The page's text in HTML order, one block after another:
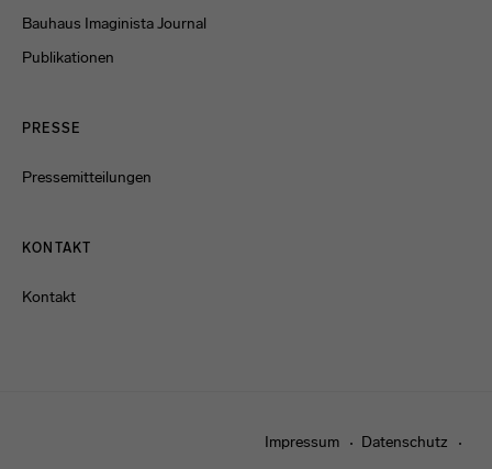
Bauhaus Imaginista Journal
Publikationen
PRESSE
Pressemitteilungen
KONTAKT
Kontakt
Impressum Datenschutz